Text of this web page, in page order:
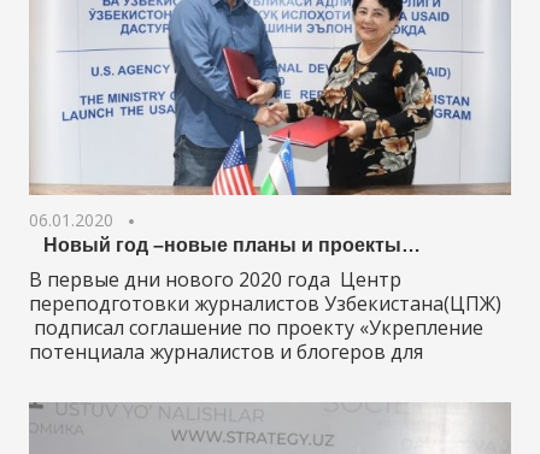
06.01.2020
Новый год –новые планы и проекты…
В первые дни нового 2020 года Центр
переподготовки журналистов Узбекистана(ЦПЖ)
подписал соглашение по проекту «Укрепление
потенциала журналистов и блогеров для